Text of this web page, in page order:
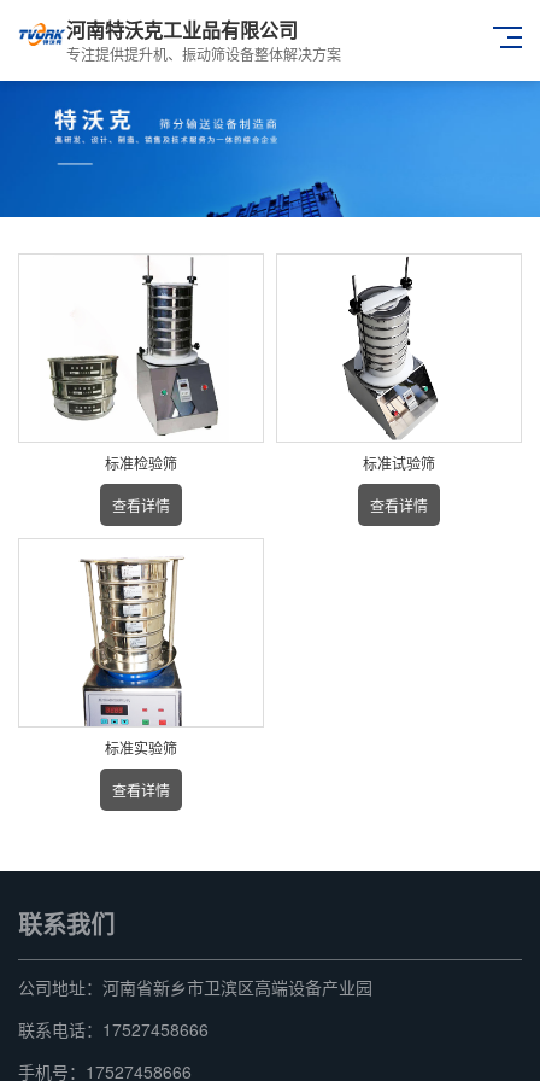
河南特沃克工业品有限公司
专注提供提升机、振动筛设备整体解决方案
标准检验筛
查看详情
标准试验筛
查看详情
标准实验筛
查看详情
联系我们
公司地址：河南省新乡市卫滨区高端设备产业园
联系电话：17527458666
手机号：17527458666